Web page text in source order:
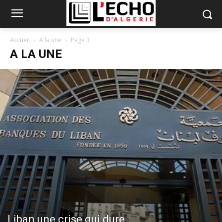
Accueil A la une Page 3
A LA UNE
Liban une crise qui dure